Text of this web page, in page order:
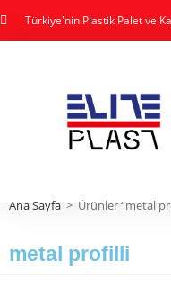
Türkiye'nin Plastik Palet ve
Ana Sayfa > Ürünler “metal
metal profilli